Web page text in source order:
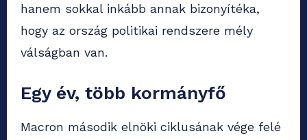
hanem sokkal inkább annak bizonyítéka,
hogy az ország politikai rendszere mély
válságban van.
Egy év, több kormányfő
Macron második elnöki ciklusának vége felé